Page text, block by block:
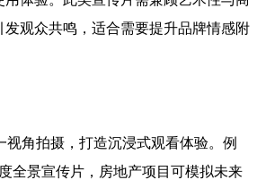
发观众共鸣，适合需要提升品牌情感附
角拍摄，打造沉浸式观看体验。例
全景宣传片，房地产项目可模拟未来